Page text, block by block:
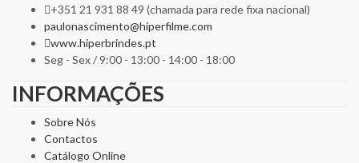
+351 21 931 88 49 (chamada para rede fixa nacional)
paulonascimento@hiperfilme.com
www.hiperbrindes.pt
Seg - Sex / 9:00 - 13:00 - 14:00 - 18:00
INFORMAÇÕES
Sobre Nós
Contactos
Catálogo Online